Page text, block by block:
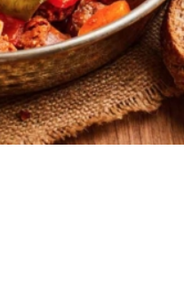
2 0:35